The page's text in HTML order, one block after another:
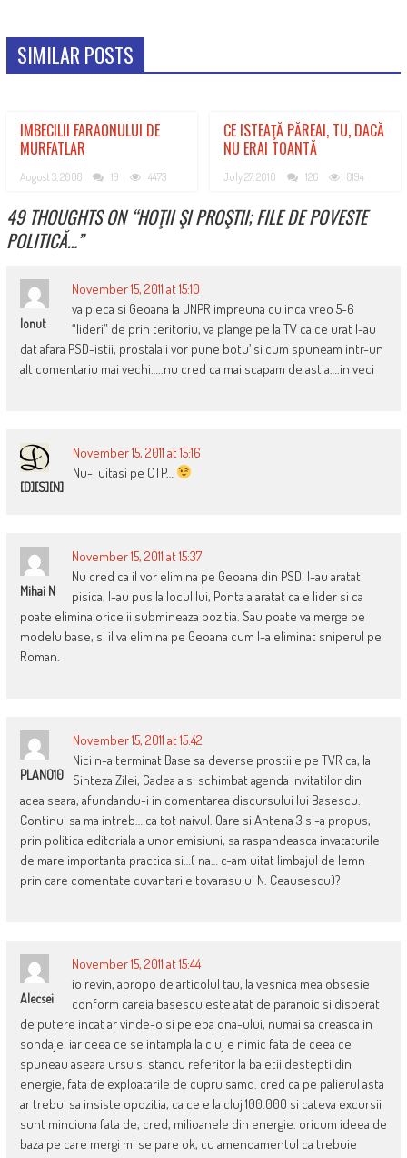
SIMILAR POSTS
IMBECILII FARAONULUI DE
MURFATLAR
August 3, 2008 19 4473
CE ISTEAŢĂ PĂREAI, TU, DACĂ
NU ERAI TOANTĂ
July 27, 2010 126 8194
49 THOUGHTS ON “HOŢII ŞI PROŞTII; FILE DE POVESTE
POLITICĂ…”
Ionut
November 15, 2011 at 15:10
va pleca si Geoana la UNPR impreuna cu inca vreo 5-6
“lideri” de prin teritoriu, va plange pe la TV ca ce urat l-au
dat afara PSD-istii, prostalaii vor pune botu’ si cum spuneam intr-un
alt comentariu mai vechi…..nu cred ca mai scapam de astia….in veci
[D][S][N]
November 15, 2011 at 15:16
Nu-l uitasi pe CTP…
Mihai N
November 15, 2011 at 15:37
Nu cred ca il vor elimina pe Geoana din PSD. I-au aratat
pisica, l-au pus la locul lui, Ponta a aratat ca e lider si ca
poate elimina orice ii submineaza pozitia. Sau poate va merge pe
modelu base, si il va elimina pe Geoana cum l-a eliminat sniperul pe
Roman.
PLANO10
November 15, 2011 at 15:42
Nici n-a terminat Base sa deverse prostiile pe TVR ca, la
Sinteza Zilei, Gadea a si schimbat agenda invitatilor din
acea seara, afundandu-i in comentarea discursului lui Basescu.
Continui sa ma intreb… ca tot naivul. Oare si Antena 3 si-a propus,
prin politica editoriala a unor emisiuni, sa raspandeasca invataturile
de mare importanta practica si…( na… c-am uitat limbajul de lemn
prin care comentate cuvantarile tovarasului N. Ceausescu)?
Alecsei
November 15, 2011 at 15:44
io revin, apropo de articolul tau, la vesnica mea obsesie
conform careia basescu este atat de paranoic si disperat
de putere incat ar vinde-o si pe eba dna-ului, numai sa creasca in
sondaje. iar ceea ce se intampla la cluj e nimic fata de ceea ce
spuneau aseara ursu si stancu referitor la baietii destepti din
energie, fata de exploatarile de cupru samd. cred ca pe palierul asta
ar trebui sa insiste opozitia, ca ce e la cluj 100.000 si cateva excursii
sunt minciuna fata de, cred, milioanele din energie. oricum ideea de
baza pe care mergi mi se pare ok, cu amendamentul ca trebuie